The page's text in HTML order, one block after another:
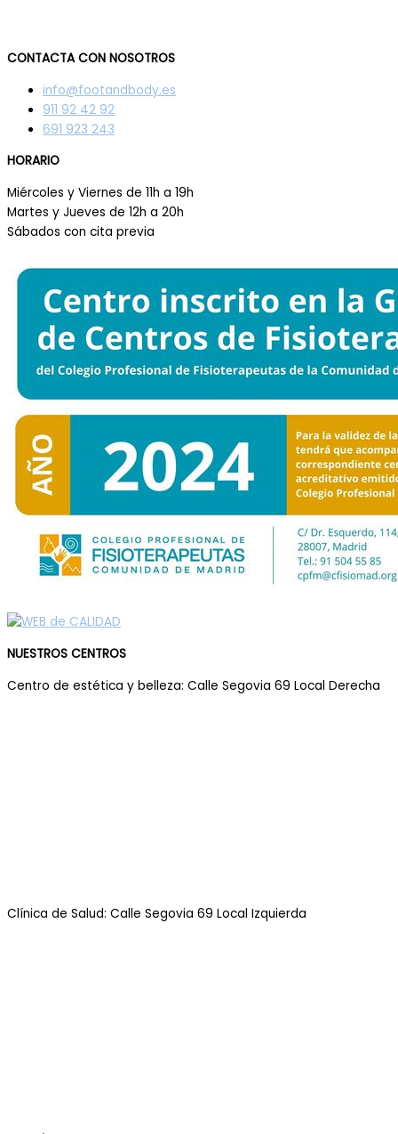
CONTACTA CON NOSOTROS
info@footandbody.es
911 92 42 92
691 923 243
HORARIO
Miércoles y Viernes de 11h a 19h
Martes y Jueves de 12h a 20h
Sábados con cita previa
NUESTROS CENTROS
Centro de estética y belleza: Calle Segovia 69 Local Derecha
Clínica de Salud: Calle Segovia 69 Local Izquierda